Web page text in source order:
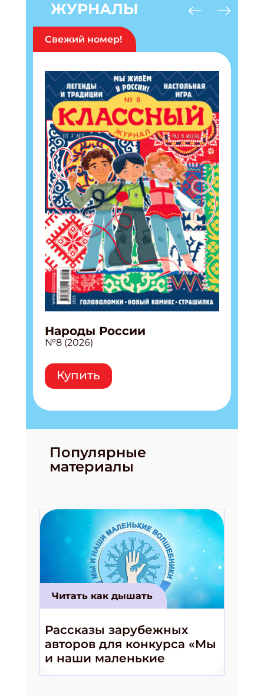
ЖУРНАЛЫ
Свежий номер!
Народы России
№8 (2026)
Купить
Популярные
материалы
Читать как дышать
Рассказы зарубежных
авторов для конкурса «Мы
и наши маленькие
волшебники!»